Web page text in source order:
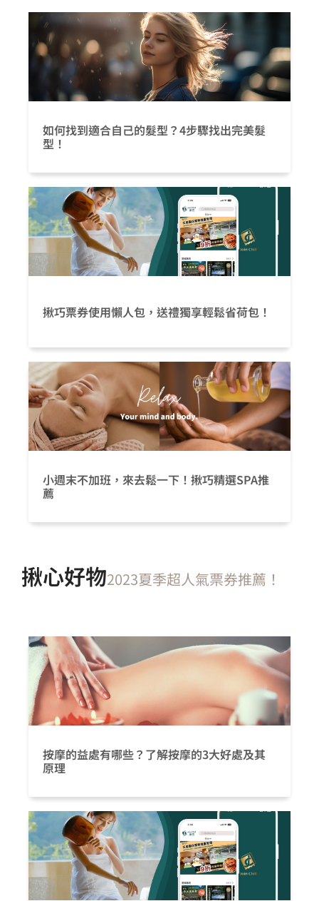
如何找到適合自己的髮型？4步驟找出完美髮
型！
揪巧票券使用懶人包，送禮獨享輕鬆省荷包！
小週末不加班，來去鬆一下！揪巧精選SPA推
薦
揪心好物2023夏季超人氣票券推薦！
按摩的益處有哪些？了解按摩的3大好處及其
原理